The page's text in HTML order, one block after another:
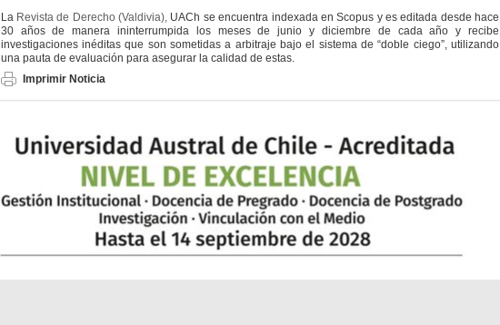
La Revista de Derecho (Valdivia), UACh se encuentra indexada en Scopus y es editada desde hace
30 años de manera ininterrumpida los meses de junio y diciembre de cada año y recibe
investigaciones inéditas que son sometidas a arbitraje bajo el sistema de “doble ciego”, utilizando
una pauta de evaluación para asegurar la calidad de estas.
Imprimir Noticia